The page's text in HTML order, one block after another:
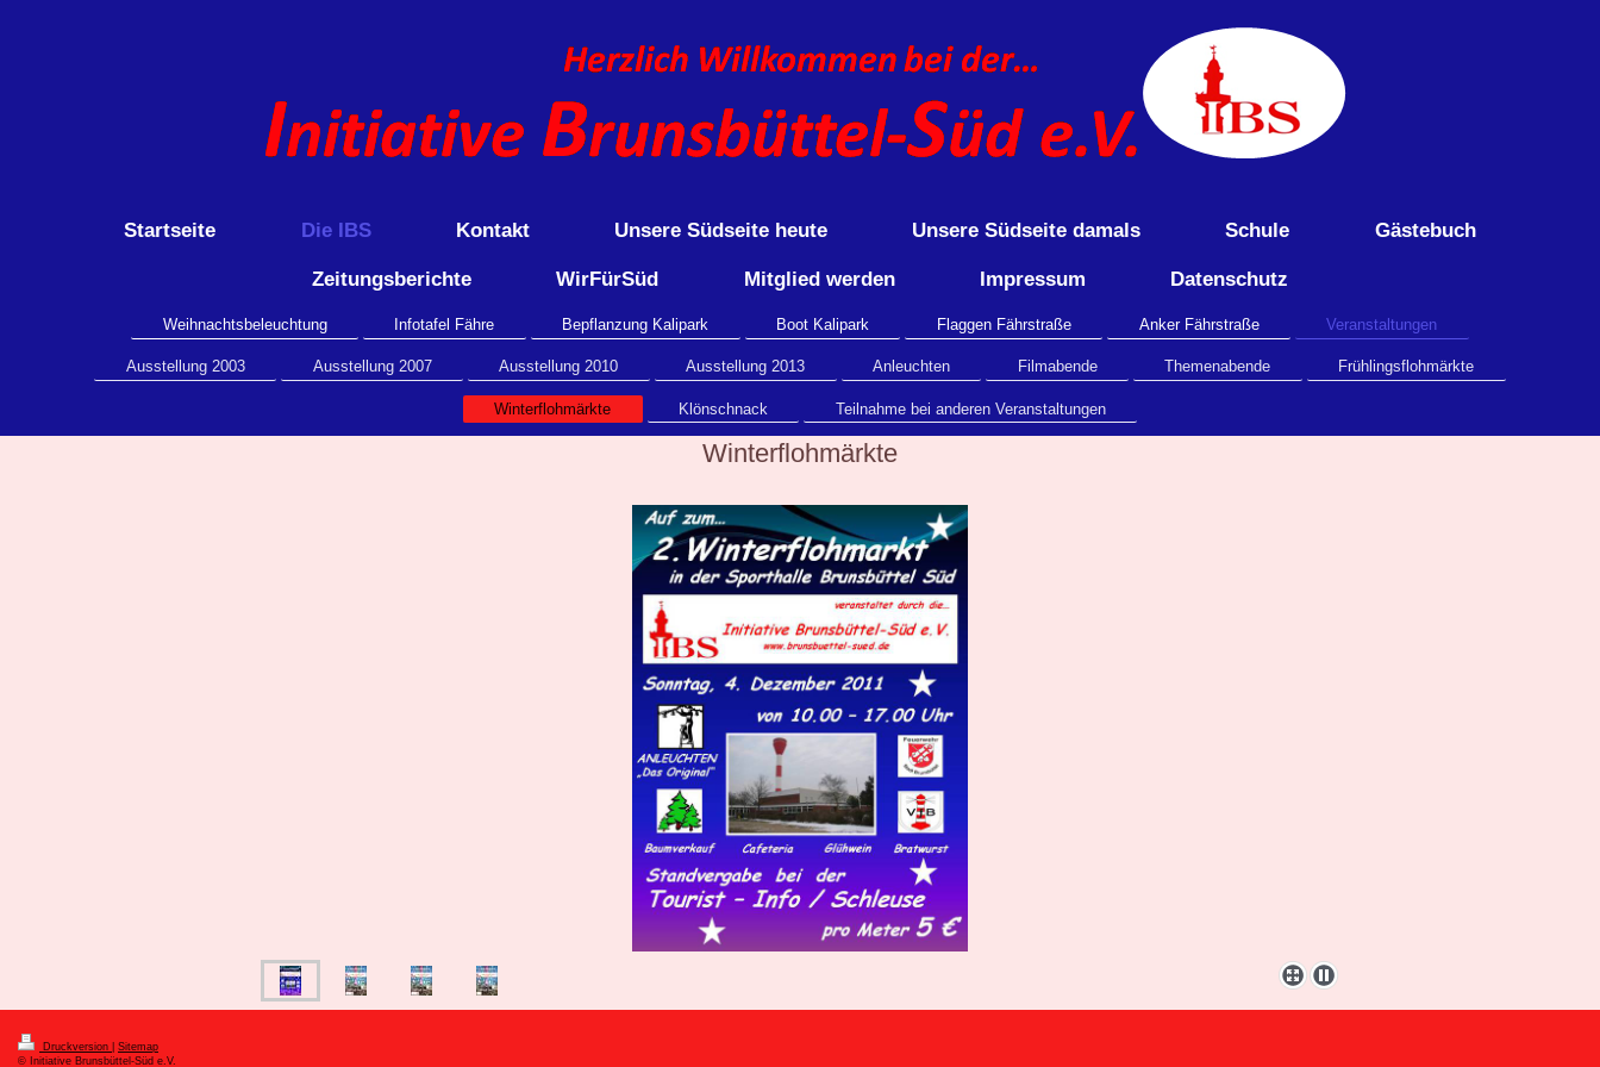
Startseite Die IBS Kontakt Unsere Südseite heute Unsere Südseite damals Schule Gästebuch
Zeitungsberichte WirFürSüd Mitglied werden Impressum Datenschutz
Weihnachtsbeleuchtung Infotafel Fähre Bepflanzung Kalipark Boot Kalipark Flaggen Fährstraße Anker Fährstraße Veranstaltungen
Ausstellung 2003 Ausstellung 2007 Ausstellung 2010 Ausstellung 2013 Anleuchten Filmabende Themenabende Frühlingsflohmärkte
Winterflohmärkte Klönschnack Teilnahme bei anderen Veranstaltungen
Winterflohmärkte
Druckversion
Sitemap
© Initiative Brunsbüttel-Süd e.V.